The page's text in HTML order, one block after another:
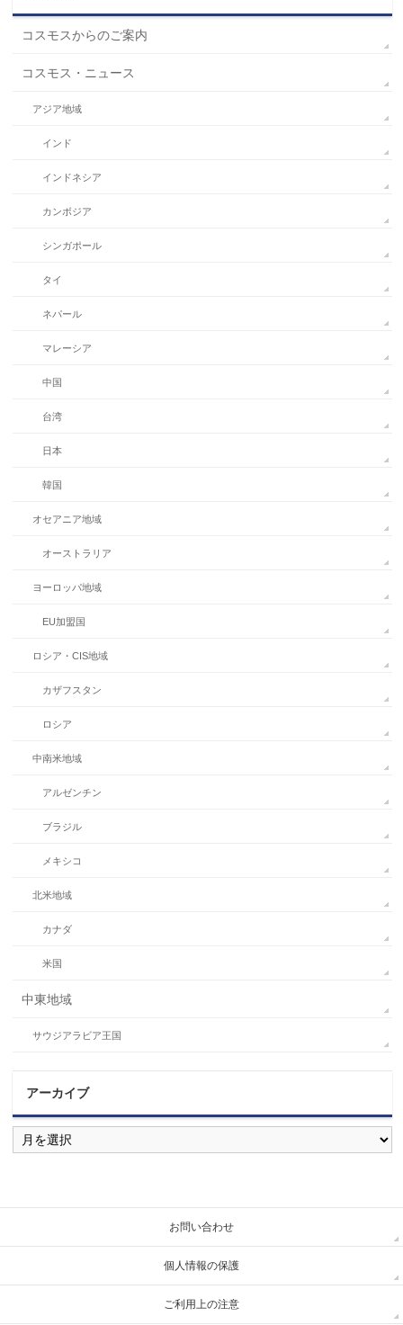
コスモスからのご案内
コスモス・ニュース
アジア地域
インド
インドネシア
カンボジア
シンガポール
タイ
ネパール
マレーシア
中国
台湾
日本
韓国
オセアニア地域
オーストラリア
ヨーロッパ地域
EU加盟国
ロシア・CIS地域
カザフスタン
ロシア
中南米地域
アルゼンチン
ブラジル
メキシコ
北米地域
カナダ
米国
中東地域
サウジアラビア王国
アーカイブ
ア
ー
カ
お問い合わせ
個人情報の保護
ご利用上の注意